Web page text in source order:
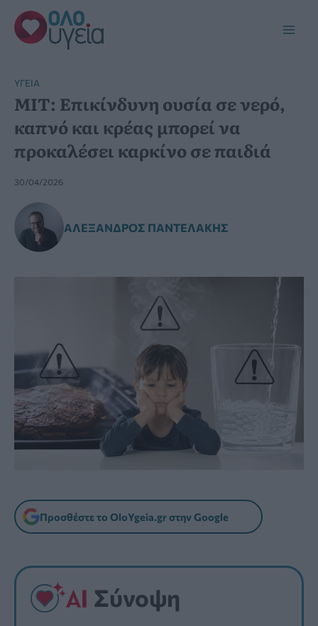
Μετάβαση
στο
περιεχόμενο
YΓΕΊΑ
MIT: Επικίνδυνη ουσία σε νερό,
καπνό και κρέας μπορεί να
προκαλέσει καρκίνο σε παιδιά
30/04/2026
ΑΛΈΞΑΝΔΡΟΣ ΠΑΝΤΕΛΆΚΗΣ
Προσθέστε το OloYgeia.gr στην Google
Σύνοψη